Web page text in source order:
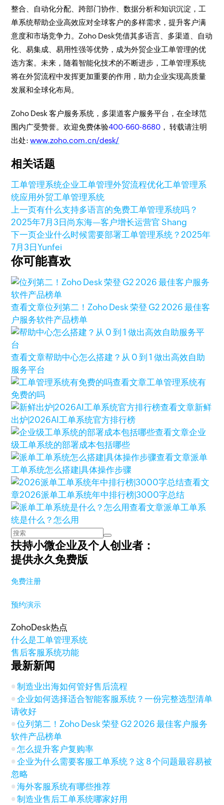
整合、自动化分配、跨部门协作、数据分析和知识沉淀，工
单系统帮助企业高效应对全球客户的多样需求，提升客户满
意度和市场竞争力。Zoho Desk凭借其多语言、多渠道、自动
化、易集成、易用性强等优势，成为外贸企业工单管理的优
选方案。未来，随着智能化技术的不断进步，工单管理系统
将在外贸流程中发挥更加重要的作用，助力企业实现高质量
发展和全球化布局。
Zoho Desk 客户服务系统，多渠道客户服务平台，在全球范
围内广受赞誉。欢迎免费体验400-660-8680 ， 转载请注明
出处:www.zoho.com.cn/desk/
相关话题
工单管理系统企业工单管理外贸流程优化工单管理系
统应用外贸工单管理系统
上一页有什么支持多语言的免费工单管理系统吗？
2025年7月3日 尚东海—客户增长运营官 Shang
下一页企业什么时候需要部署工单管理系统？2025年
7月3日Yunfei
你可能喜欢
查看文章位列第二！Zoho Desk 荣登 G2 2026 最佳客
户服务软件产品榜单
查看文章帮助中心怎么搭建？从 0 到 1 做出高效自助
服务平台
查看文章工单管理系统有
免费的吗
查看文章新鲜
出炉|2026AI工单系统官方排行榜
查看文章企业
级工单系统的部署成本包括哪些
查看文章派单
工单系统怎么搭建|具体操作步骤
查看文
章2026派单工单系统年中排行榜|3000字总结
查看文章派单工单系
统是什么？怎么用
扶持小微企业及个人创业者：
提供永久免费版
免费注册
预约演示
ZohoDesk热点
什么是工单管理系统
售后客服系统功能
最新新闻
制造业出海如何管好售后流程
企业如何选择适合智能客服系统？一份完整选型清单
请收好
位列第二！Zoho Desk 荣登 G2 2026 最佳客户服务
软件产品榜单
怎么提升客户复购率
企业为什么需要客服工单系统？这 8 个问题最容易被
忽略
海外客服系统有哪些推荐
制造业售后工单系统哪家好用